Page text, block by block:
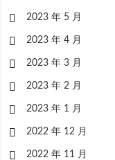
2023 年 5 月
2023 年 4 月
2023 年 3 月
2023 年 2 月
2023 年 1 月
2022 年 12 月
2022 年 11 月